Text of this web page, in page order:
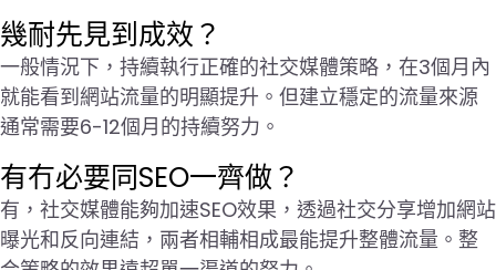
幾耐先見到成效？
一般情況下，持續執行正確的社交媒體策略，在3個月內
就能看到網站流量的明顯提升。但建立穩定的流量來源
通常需要6-12個月的持續努力。
有冇必要同SEO一齊做？
有，社交媒體能夠加速SEO效果，透過社交分享增加網站
曝光和反向連結，兩者相輔相成最能提升整體流量。整